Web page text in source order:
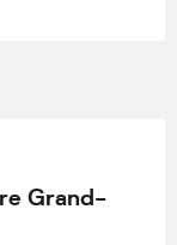
Grand-